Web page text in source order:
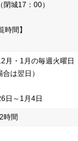
城17：00）
時間】
月・1月の毎週火曜日
合は翌日）
日～1月4日
時間